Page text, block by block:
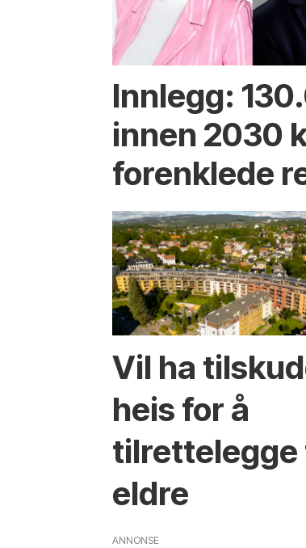
Innlegg:
innen 2030
forenklede
Vil ha
heis for å
tilrettelegge
eldre
ANNONSE